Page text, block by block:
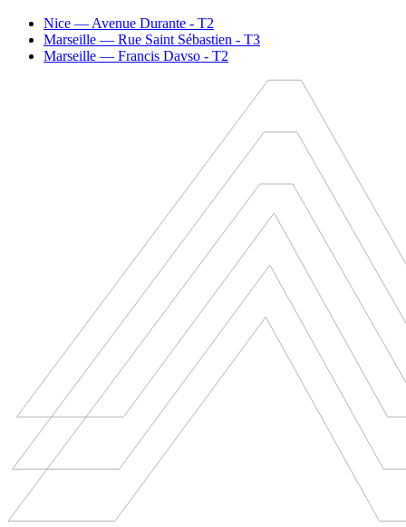
Nice — Avenue Durante - T2
Marseille — Rue Saint Sébastien - T3
Marseille — Francis Davso - T2